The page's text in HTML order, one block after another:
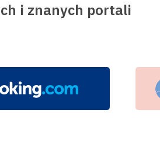
i znanych portali